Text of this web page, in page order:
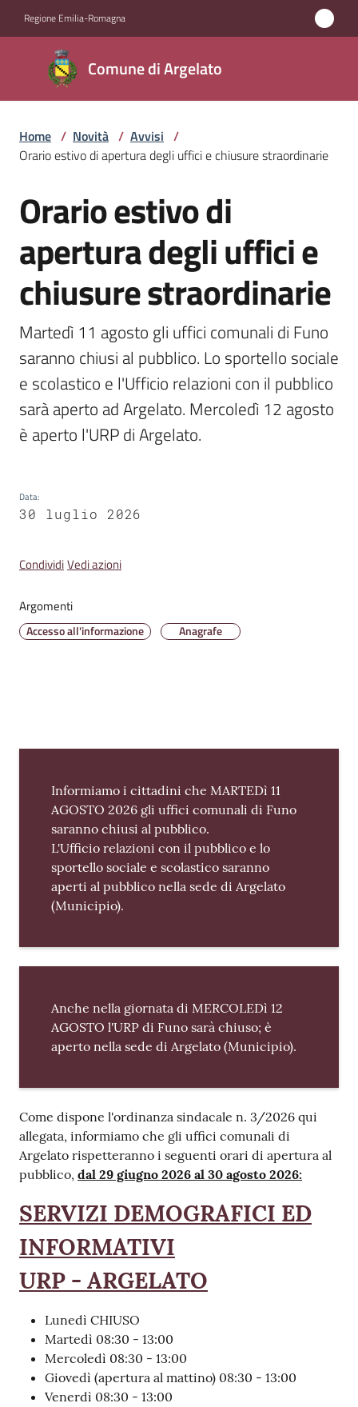
Regione Emilia-Romagna
Comune di Argelato
Comune
di
Argelato
Novità
Servizi
Vivere
Argelato
Amministrazione
Trasparente
gli
argomenti...
su
Home / Novità / Avvisi /
Orario estivo di apertura degli uffici e chiusure straordinarie
Salta al contenuto
Orario estivo di
apertura degli uffici e
chiusure straordinarie
Martedì 11 agosto gli uffici comunali di Funo
saranno chiusi al pubblico. Lo sportello sociale
e scolastico e l'Ufficio relazioni con il pubblico
sarà aperto ad Argelato. Mercoledì 12 agosto
è aperto l'URP di Argelato.
Data:
30 luglio 2026
CondividiVedi azioni
Argomenti
Accesso all'informazione Anagrafe
Informiamo i cittadini che MARTEDì 11
AGOSTO 2026 gli uffici comunali di Funo
saranno chiusi al pubblico.
L'Ufficio relazioni con il pubblico e lo
sportello sociale e scolastico saranno
aperti al pubblico nella sede di Argelato
(Municipio).
Anche nella giornata di MERCOLEDì 12
AGOSTO l'URP di Funo sarà chiuso; è
aperto nella sede di Argelato (Municipio).
Come dispone l'ordinanza sindacale n. 3/2026 qui
allegata, informiamo che gli uffici comunali di
Argelato rispetteranno i seguenti orari di apertura al
pubblico, dal 29 giugno 2026 al 30 agosto 2026:
SERVIZI DEMOGRAFICI ED
INFORMATIVI
URP - ARGELATO
Lunedì CHIUSO
Martedì 08:30 - 13:00
Mercoledì 08:30 - 13:00
Giovedì (apertura al mattino) 08:30 - 13:00
Venerdì 08:30 - 13:00